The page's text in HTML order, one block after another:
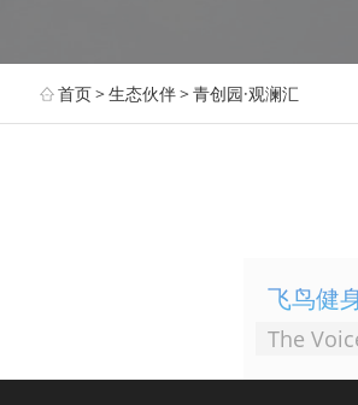
首页>生态伙伴>青创园·观澜汇
飞鸟健
The